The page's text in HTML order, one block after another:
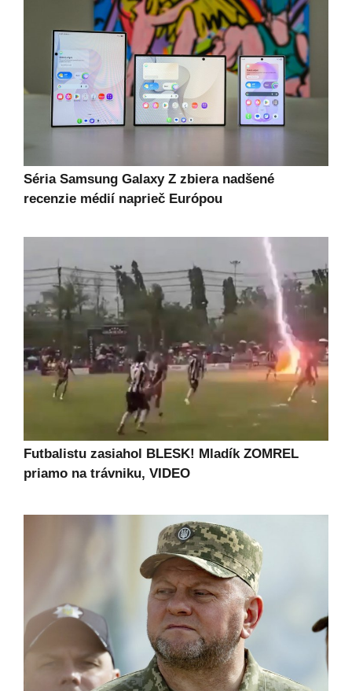
Séria Samsung Galaxy Z zbiera nadšené
recenzie médií naprieč Európou
Futbalistu zasiahol BLESK! Mladík ZOMREL
priamo na trávniku, VIDEO